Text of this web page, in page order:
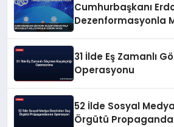
Cumhurbaşkanı
Dezenformasyonla
31 İlde Eş Zamanlı
Operasyonu
52 İlde Sosyal
Örgütü